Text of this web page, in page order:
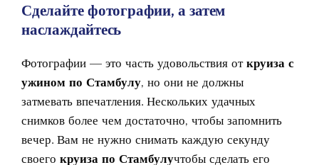
Сделайте фотографии, а затем
наслаждайтесь
Фотографии — это часть удовольствия откруиза с
ужином по Стамбулу, но они не должны
затмевать впечатления. Нескольких удачных
снимков более чем достаточно, чтобы запомнить
вечер. Вам не нужно снимать каждую секунду
своего круиза по Стамбулучтобы сделать его